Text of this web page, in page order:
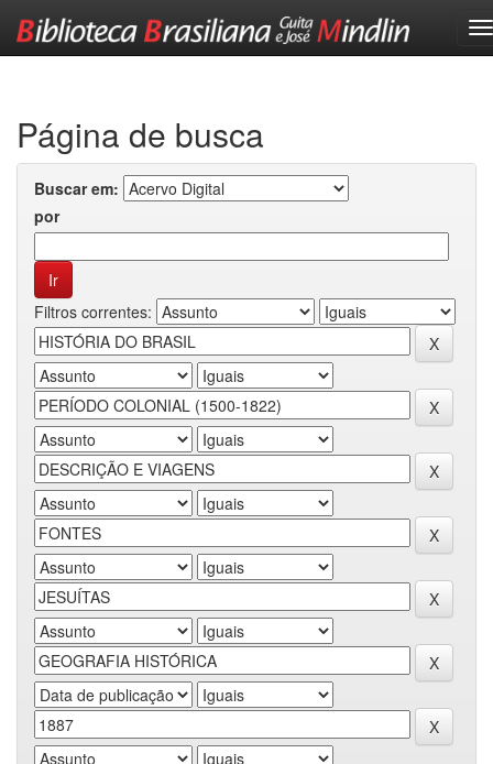
Página de busca
Buscar em:
por
Filtros correntes: